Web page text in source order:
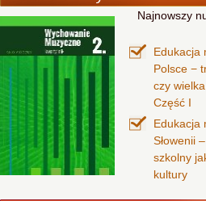
Najnowszy
Edukacja
Polsce −
czy
Część I
Edukacja
Słowenii
szkolny
kultury